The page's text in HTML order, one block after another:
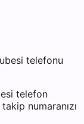
telefonu
telefon
numaranızı